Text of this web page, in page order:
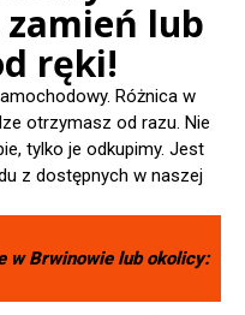
lub
ręki!
Różnica w
otrzymasz od razu. Nie
tylko je odkupimy. Jest
z dostępnych w naszej
wBrwinowielub okolicy: